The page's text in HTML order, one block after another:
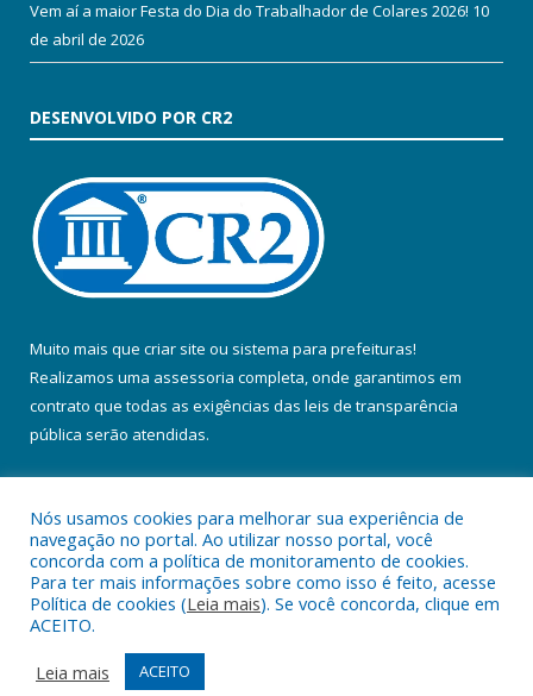
Vem aí a maior Festa do Dia do Trabalhador de Colares 2026! 10
de abril de 2026
DESENVOLVIDO POR CR2
Muito mais que criar site ou sistema para prefeituras!
Realizamos uma assessoria completa, onde garantimos em
contrato que todas as exigências das leis de transparência
pública serão atendidas.
Todos os direitos reservados a Prefeitura Municipal de Colares.
Mapa do Site
Acessar Área Administrativa
Acessar Webmail
Nós usamos cookies para melhorar sua experiência de
navegação no portal. Ao utilizar nosso portal, você
concorda com a política de monitoramento de cookies.
Para ter mais informações sobre como isso é feito, acesse
Política de cookies (Leia mais). Se você concorda, clique em
ACEITO.
Leia mais
ACEITO